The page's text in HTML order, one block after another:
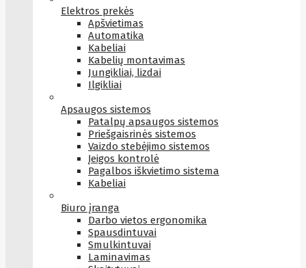
Elektros prekės
Apšvietimas
Automatika
Kabeliai
Kabelių montavimas
Jungikliai, lizdai
Ilgikliai
Apsaugos sistemos
Patalpų apsaugos sistemos
Priešgaisrinės sistemos
Vaizdo stebėjimo sistemos
Įeigos kontrolė
Pagalbos iškvietimo sistema
Kabeliai
Biuro įranga
Darbo vietos ergonomika
Spausdintuvai
Smulkintuvai
Laminavimas